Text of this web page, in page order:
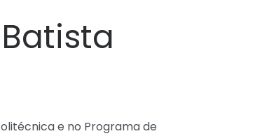
e no Programa de